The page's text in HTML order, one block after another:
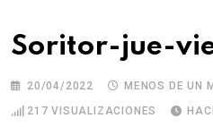
Soritor-jue-
20/04/2022
MENOS DE UN
217 VISUALIZACIONES